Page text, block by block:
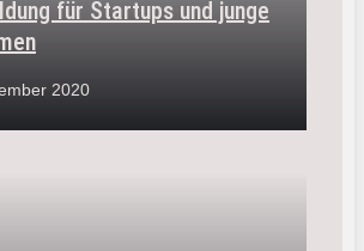
für Startups und junge
2020